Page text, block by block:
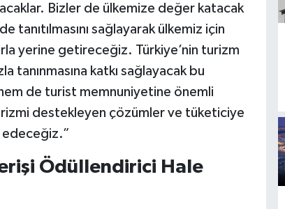
Bizler de ülkemize değer katacak
tanıtılmasını sağlayarak ülkemiz için
yerine getireceğiz. Türkiye’nin turizm
tanınmasına katkı sağlayacak bu
de turist memnuniyetine önemli
destekleyen çözümler ve tüketiciye
edeceğiz.”
Ödüllendirici Hale